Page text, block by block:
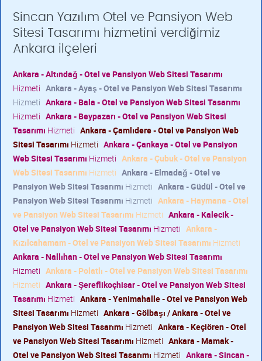
Sincan Yazılım Otel ve Pansiyon Web
Sitesi Tasarımı hizmetini verdiğimiz
Ankara ilçeleri
Ankara - Altındağ - Otel ve Pansiyon Web Sitesi Tasarımı
Hizmeti Ankara - Ayaş - Otel ve Pansiyon Web Sitesi Tasarımı
Hizmeti Ankara - Bala - Otel ve Pansiyon Web Sitesi Tasarımı
Hizmeti Ankara - Beypazarı - Otel ve Pansiyon Web Sitesi
Tasarımı Hizmeti Ankara - Çamlıdere - Otel ve Pansiyon Web
Sitesi Tasarımı Hizmeti Ankara - Çankaya - Otel ve Pansiyon
Web Sitesi Tasarımı Hizmeti Ankara - Çubuk - Otel ve Pansiyon
Web Sitesi Tasarımı Hizmeti Ankara - Elmadağ - Otel ve
Pansiyon Web Sitesi Tasarımı Hizmeti Ankara - Güdül - Otel ve
Pansiyon Web Sitesi Tasarımı Hizmeti Ankara - Haymana - Otel
ve Pansiyon Web Sitesi Tasarımı Hizmeti Ankara - Kalecik -
Otel ve Pansiyon Web Sitesi Tasarımı Hizmeti Ankara -
Kızılcahamam - Otel ve Pansiyon Web Sitesi Tasarımı Hizmeti
Ankara - Nallıhan - Otel ve Pansiyon Web Sitesi Tasarımı
Hizmeti Ankara - Polatlı - Otel ve Pansiyon Web Sitesi Tasarımı
Hizmeti Ankara - Şereflikoçhisar - Otel ve Pansiyon Web Sitesi
Tasarımı Hizmeti Ankara - Yenimahalle - Otel ve Pansiyon Web
Sitesi Tasarımı Hizmeti Ankara - Gölbaşı / Ankara - Otel ve
Pansiyon Web Sitesi Tasarımı Hizmeti Ankara - Keçiören - Otel
ve Pansiyon Web Sitesi Tasarımı Hizmeti Ankara - Mamak -
Otel ve Pansiyon Web Sitesi Tasarımı Hizmeti Ankara - Sincan -